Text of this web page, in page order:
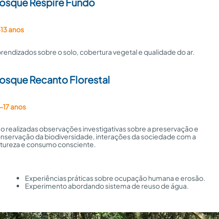
anos
sobre o solo, cobertura vegetal e qualidade do ar.
Recanto Florestal
17 anos
realizadas observações investigativas sobre a preservação e
da biodiversidade, interações da sociedade com a
e consumo consciente.
Experiências práticas sobre ocupação humana e erosão.
Experimento abordando sistema de reuso de água.